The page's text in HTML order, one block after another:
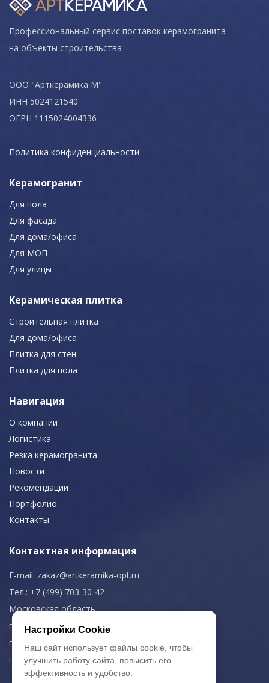
Профессиональный сервис поставок керамогранита
на объекты строительства
ООО "Арткерамика М"
ИНН 5024121540
ОГРН 1115024004336
Политика конфиденциальности
Керамогранит
Для пола
Для фасада
Для дома/офиса
Для МОП
Для улицы
Керамическая плитка
Строительная плитка
Для дома/офиса
Плитка для стен
Плитка для пола
Навигация
О компании
Логистика
Резка керамогранита
Новости
Рекомендации
Портфолио
Контакты
Контактная информация
E-mail: zakaz@artkeramika-opt.ru
Тел.: +7 (499) 703-30-42
Московская область,
г. Красногорск
пн-чт: 09.00-18.00
пт: 09.00-17.00
Настройки Cookie
Наш сайт использует файлы cookie, чтобы
улучшить работу сайта, повысить его
эффективность и удобство.